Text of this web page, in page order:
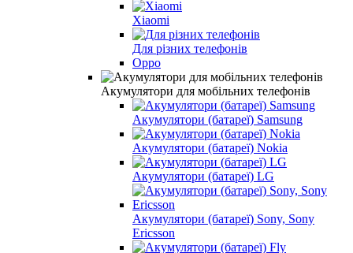
Xiaomi
Для різних телефонів
Oppo
Акумулятори для мобільних телефонів
Акумулятори (батареї) Samsung
Акумулятори (батареї) Nokia
Акумулятори (батареї) LG
Акумулятори (батареї) Sony, Sony
Ericsson